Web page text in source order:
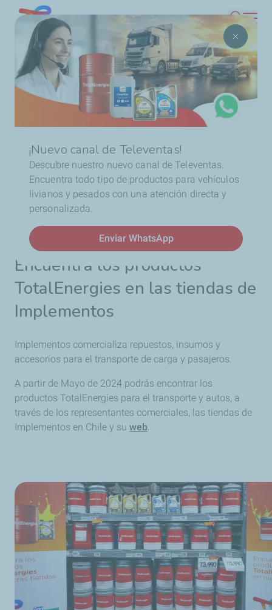
Pasar
al
contenido
principal
¡Nuevo canal de Televentas!
Descubre nuestro nuevo canal de Televentas.
Encuentra todo tipo de productos para vehículos
livianos y pesados con una atención directa y
personalizada.
Enviar WhatsApp
Chile
Buscar
Ruta
de
navegación
Inicio Aceites de motor Transporte
Cómo
comprar nuestros aceites
Implementos
Encuentra los productos
TotalEnergies en las tiendas de
Implementos
Implementos comercializa repuestos, insumos y
accesorios para el transporte de carga y pasajeros.
A partir de Mayo de 2024 podrás encontrar los
productos TotalEnergies para el transporte y autos, a
través de los representantes comerciales, las tiendas de
Implementos en Chile y su web.